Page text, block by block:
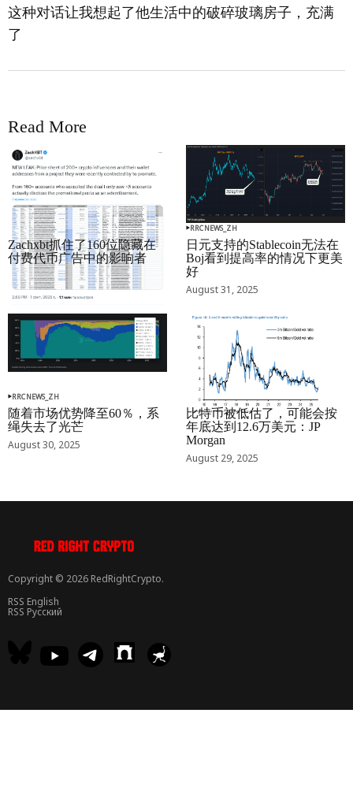
这种对话让我想起了他生活中的破碎玻璃房子，充满
了
Read More
RRCNEWS_ZH
Zachxbt抓住了160位隐藏在
付费代币广告中的影响者
September 01, 2025
RRCNEWS_ZH
日元支持的Stablecoin无法在
Boj看到提高率的情况下更美
好
August 31, 2025
RRCNEWS_ZH
随着市场优势降至60％，系
绳失去了光芒
August 30, 2025
RRCNEWS_ZH
比特币被低估了，可能会按
年底达到12.6万美元：JP
Morgan
August 29, 2025
Copyright © 2026 RedRightCrypto.
RSS English
RSS Русский